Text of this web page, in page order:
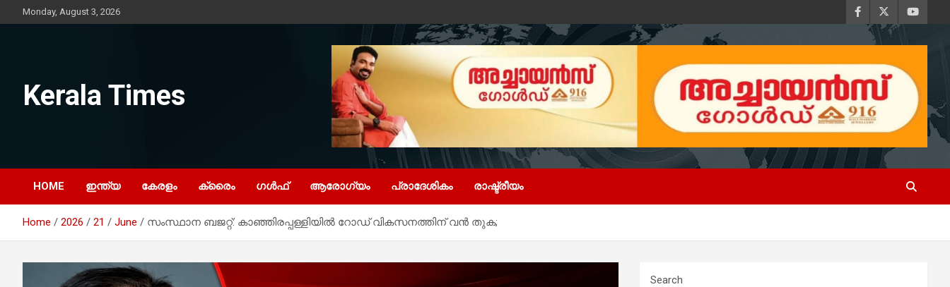
to
Monday, August 3, 2026
Kerala Times
HOME ഇന്ത്യ കേരളം ക്രൈം ഗൾഫ് ആരോഗ്യം പ്രാദേശികം രാഷ്ട്രീയം
Home 2026 21 June സംസ്ഥാന ബജറ്റ്: കാഞ്ഞിരപ്പള്ളിയിൽ റോഡ് വികസനത്തിന് വൻ തുക;
Search